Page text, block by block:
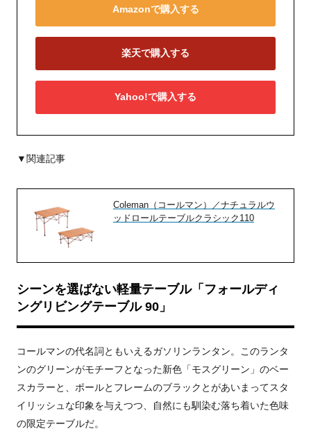
Amazonで購入する
楽天で購入する
Yahoo!で購入する
▼関連記事
Coleman（コールマン）／ナチュラルウ
ッドロールテーブルクラシック110
シーンを選ばない軽量テーブル「フォールディ
ングリビングテーブル 90」
コールマンの代名詞ともいえるガソリンランタン。このランタ
ンのグリーンがモチーフとなった新色「モスグリーン」のベー
スカラーと、ポールとフレームのブラックとがあいまってスタ
イリッシュな印象を与えつつ、自然にも馴染む落ち着いた色味
の限定テーブルだ。